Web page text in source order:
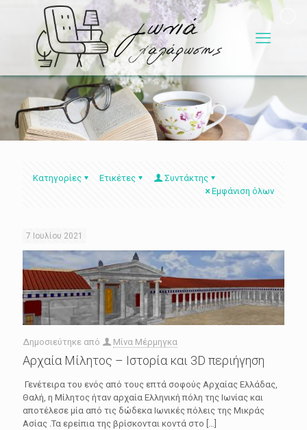
Κατηγορίες Ετικέτες
Συντάκτης
Εμφάνιση όλων
7 Ιουλίου 2021
Δημοσιεύτηκε από Μίνα Μέρμηγκα
Αρχαία Μίλητος – Ιστορία και 3D περιήγηση
Γενέτειρα του ενός από τους επτά σοφούς Αρχαίας Ελλάδας,
Θαλή, η Μίλητος ήταν αρχαία Ελληνική πόλη της Ιωνίας και
αποτέλεσε μία από τις δώδεκα Ιωνικές πόλεις της Μικράς
Ασίας .Τα ερείπια της βρίσκονται κοντά στο […]